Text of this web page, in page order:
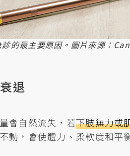
的最主要原因。圖片來源：
退
會自然流失，若下肢無力或
動，會使體力、柔軟度和平